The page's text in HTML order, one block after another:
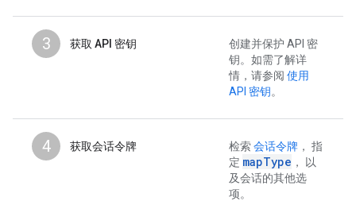
3 获取 API 密钥
创建并保护 API 密
钥。如需了解详
情，请参阅 使用
API 密钥。
4 获取会话令牌 检索会话令牌 ， 指
定 mapType ， 以
及会话的其他选
项。